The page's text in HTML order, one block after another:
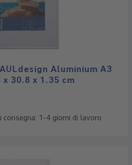
Aluminium A3
30.8 x 1.35 cm
consegna: 1-4 giorni di lavoro